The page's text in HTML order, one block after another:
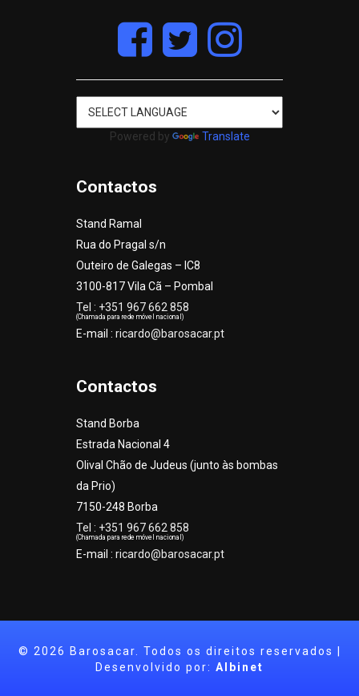
Powered by Translate
Contactos
Stand Ramal
Rua do Pragal s/n
Outeiro de Galegas – IC8
3100-817 Vila Cã – Pombal
Tel : +351 967 662 858
(Chamada para rede móvel nacional)
E-mail : ricardo@barosacar.pt
Contactos
Stand Borba
Estrada Nacional 4
Olival Chão de Judeus (junto às bombas
da Prio)
7150-248 Borba
Tel : +351 967 662 858
(Chamada para rede móvel nacional)
E-mail : ricardo@barosacar.pt
© 2026 Barosacar. Todos os direitos reservados |
Desenvolvido por: Albinet